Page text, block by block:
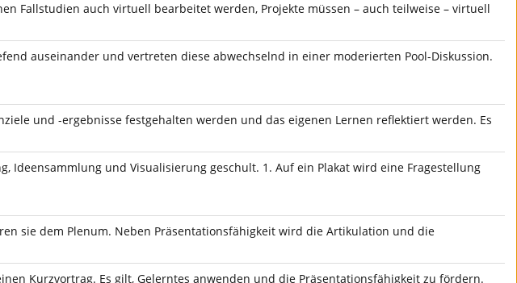
Fallstudien auch virtuell bearbeitet werden, Projekte müssen – auch teilweise – virtuell
auseinander und vertreten diese abwechselnd in einer moderierten Pool-Diskussion.
und -ergebnisse festgehalten werden und das eigenen Lernen reflektiert werden. Es
Ideensammlung und Visualisierung geschult. 1. Auf ein Plakat wird eine Fragestellung
sie dem Plenum. Neben Präsentationsfähigkeit wird die Artikulation und die
Kurzvortrag. Es gilt, Gelerntes anwenden und die Präsentationsfähigkeit zu fördern.